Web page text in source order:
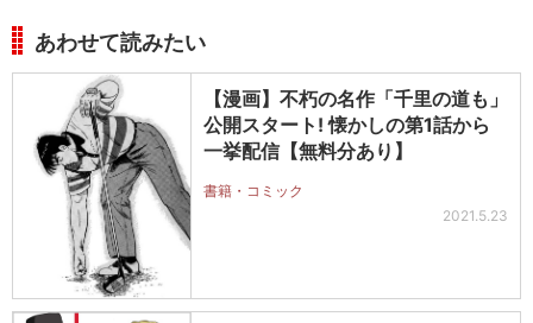
あわせて読みたい
【漫画】不朽の名作「千里の道も」
公開スタート! 懐かしの第1話から
一挙配信【無料分あり】
書籍・コミック
2021.5.23